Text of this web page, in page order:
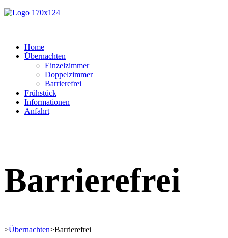
Home
Übernachten
Einzelzimmer
Doppelzimmer
Barrierefrei
Frühstück
Informationen
Anfahrt
Barrierefrei
>Übernachten>Barrierefrei